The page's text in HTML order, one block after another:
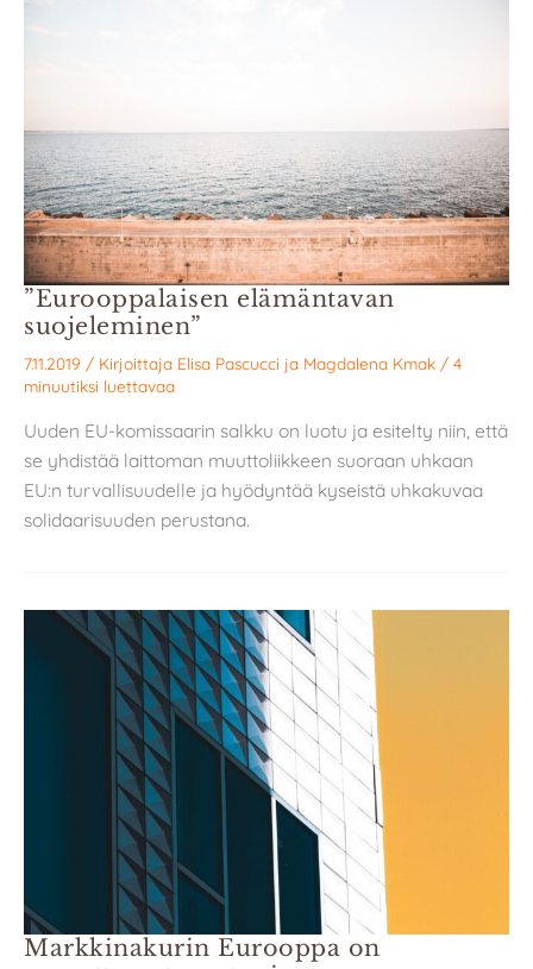
”Eurooppalaisen elämäntavan
suojeleminen”
7.11.2019 / Kirjoittaja Elisa Pascucci ja Magdalena Kmak / 4
minuutiksi luettavaa
Uuden EU-komissaarin salkku on luotu ja esitelty niin, että
se yhdistää laittoman muuttoliikkeen suoraan uhkaan
EU:n turvallisuudelle ja hyödyntää kyseistä uhkakuvaa
solidaarisuuden perustana.
Markkinakurin Eurooppa on